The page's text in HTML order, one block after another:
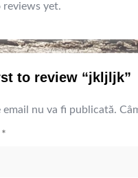
reviews yet.
to review “jkljljk”
email nu va fi publicată.
*